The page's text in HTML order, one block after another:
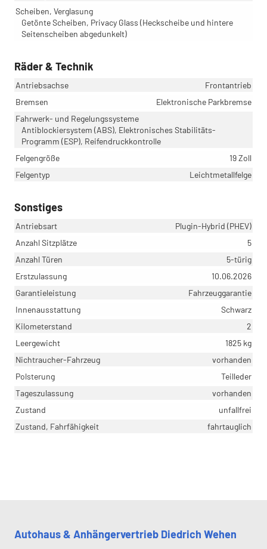
Scheiben, Verglasung
Getönte Scheiben, Privacy Glass (Heckscheibe und hintere
Seitenscheiben abgedunkelt)
Räder & Technik
Antriebsachse
Frontantrieb
Bremsen
Elektronische Parkbremse
Fahrwerk- und Regelungssysteme
Antiblockiersystem (ABS), Elektronisches Stabilitäts-
Programm (ESP), Reifendruckkontrolle
Felgengröße
19 Zoll
Felgentyp
Leichtmetallfelge
Sonstiges
Antriebsart
Plugin-Hybrid (PHEV)
Anzahl Sitzplätze
5
Anzahl Türen
5-türig
Erstzulassung
10.06.2026
Garantieleistung
Fahrzeuggarantie
Innenausstattung
Schwarz
Kilometerstand
2
Leergewicht
1825 kg
Nichtraucher-Fahrzeug
vorhanden
Polsterung
Teilleder
Tageszulassung
vorhanden
Zustand
unfallfrei
Zustand, Fahrfähigkeit
fahrtauglich
Autohaus & Anhängervertrieb Diedrich Wehen